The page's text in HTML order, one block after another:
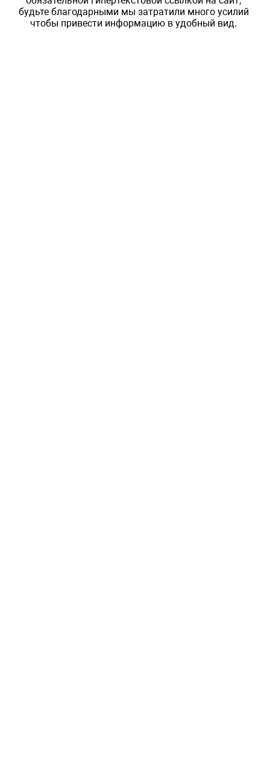
будьте благодарными мы затратили много усилий
чтобы привести информацию в удобный вид.